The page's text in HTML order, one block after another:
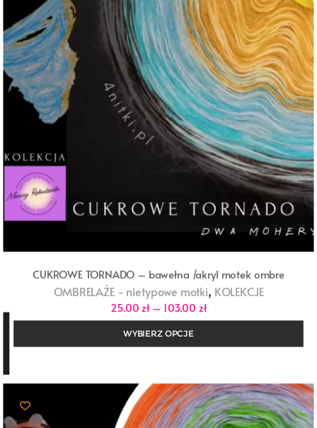
CUKROWE TORNADO – bawełna /akryl motek ombre
OMBRELAŻE - nietypowe motki, KOLEKCJE
25,00 zł – 103,00 złZakres
cen:
do
WYBIERZ OPCJE